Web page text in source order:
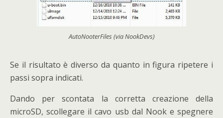
AutoNooterFiles (via NookDevs)
Se il risultato è diverso da quanto in figura ripetere i
passi sopra indicati.
Dando per scontata la corretta creazione della
microSD, scollegare il cavo usb dal Nook e spegnere